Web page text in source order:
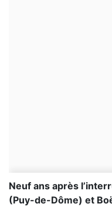
Neuf ans après
(Puy-de-Dôme) et